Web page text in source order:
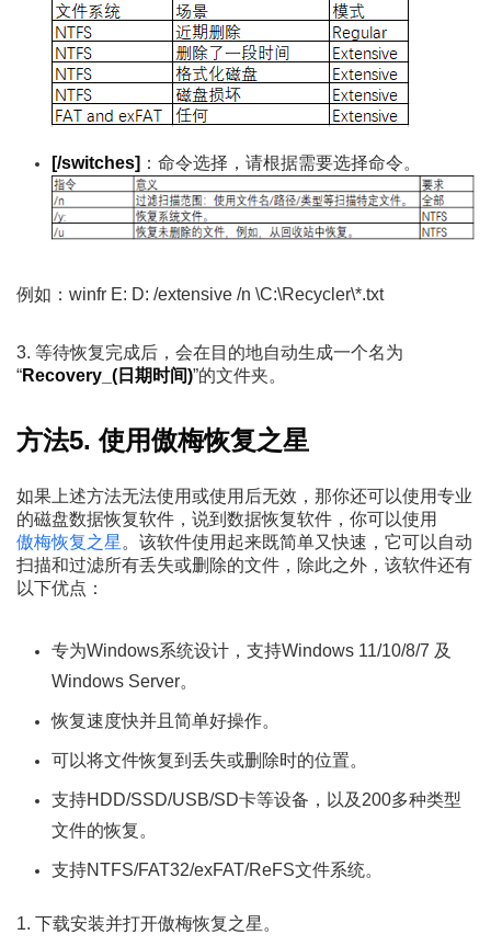
[/switches] ：命令选择，请根据需要选择命令。
例如：winfr E: D: /extensive /n \C:\Recycler\*.txt
3. 等待恢复完成后，会在目的地自动生成一个名为
“Recovery_(日期时间)”的文件夹。
方法5. 使用傲梅恢复之星
如果上述方法无法使用或使用后无效，那你还可以使用专业
的磁盘数据恢复软件，说到数据恢复软件，你可以使用
傲梅恢复之星 。该软件使用起来既简单又快速，它可以自动
扫描和过滤所有丢失或删除的文件，除此之外，该软件还有
以下优点：
专为Windows系统设计，支持Windows 11/10/8/7 及
Windows Server。
恢复速度快并且简单好操作。
可以将文件恢复到丢失或删除时的位置。
支持HDD/SSD/USB/SD卡等设备，以及200多种类型
文件的恢复。
支持NTFS/FAT32/exFAT/ReFS文件系统。
1. 下载安装并打开傲梅恢复之星。